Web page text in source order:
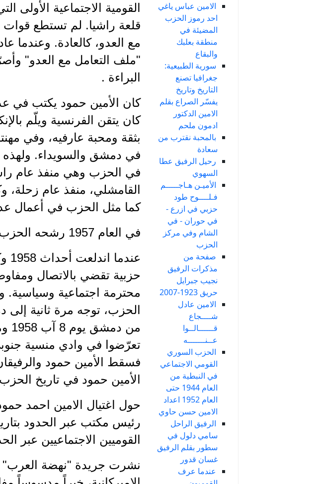
الامين عباس ياغي
احد رموز الحزب
المضيئة في
منطقة بعلبك
والبقاع
سورية الطبيعية:
جغرافيا تصنع
التاريخ وتاريخ
يفسّر الصراع بقلم
الامين الدكتور
ادمون ملحم
بالمحبة نقترب من
سعادة
رحيل الرفيق عطا
السهوي
الأميـن هـاجـــــم
فـلــــوح طود
حزبي في ازرع -
في حوران - في
الشام وفي مركز
الحزب
صفحة من
مذكرات الرفيق
نجيب جبرايل
حريق 1923-2007
الامين عادل
شــــجاع
قــــــالــوا
عــنـــــــه
الحزب السوري
القومي الاجتماعي
في النبطية من
العام 1944 حتى
العام 1952 اعداد
الامين حسن حاوي
الرفيق الراحل
سامي دلول في
سطور بقلم الرفيق
غسان قدور
عندما عرف
القومية الاجتماعية الأولى
قلعة راشيا. لم تستطع قوات
"ملف التعامل مع العدو"
البراءة .
كان الأمين حمود يكتب في
كان يتقن الفرنسية ويلّم
بثقة ومحبة عارفيه، وفي
في دمشق والسويداء. ولهذه
في الحزب وهي منفذ عام
القامشلي، منفذ عام زحلة،
كما مثل الحزب في أعمال
في العام 1957 رشحه الحزب للانتخابات النيابية عن راشيا والبقاع الغربي.
حزبية تقضي بالاتصال
محترمة اجتماعية وسياسية.
الحزب، توجه مرة ثانية إلى
تعرّضوا في وادي منسية
فسقط الأمين حمود
الأمين حمود في تاريخ
حول اغتيال الامين احمد
القوميين الاجتماعيين عبر
نشرت جريدة "نهضة العرب"